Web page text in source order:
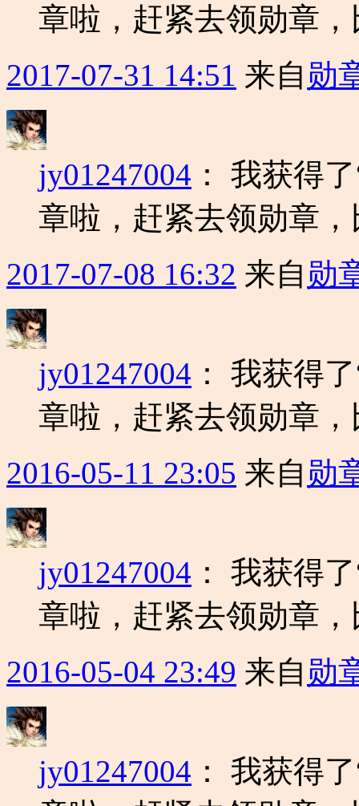
章啦，赶紧去领勋章
2017-07-31 14:51 来自 勋
jy01247004 ： 我获得
章啦，赶紧去领勋章
2017-07-08 16:32 来自 勋
jy01247004 ： 我获得
章啦，赶紧去领勋章
2016-05-11 23:05 来自 勋
jy01247004 ： 我获得
章啦，赶紧去领勋章
2016-05-04 23:49 来自 勋
jy01247004 ： 我获得